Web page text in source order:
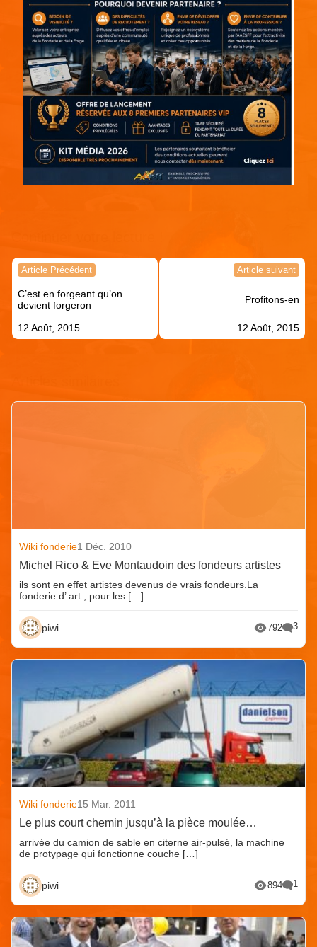
Navigation
l’article
Article Précédent
C’est en forgeant qu’on
devient forgeron
12 Août, 2015
Article suivant
Profitons-en
12 Août, 2015
Wiki fonderie1 Déc. 2010
Michel Rico & Eve Montaudoin des fondeurs artistes
ils sont en effet artistes devenus de vrais fondeurs.La
fonderie d’ art , pour les […]
piwi 792 3
Wiki fonderie15 Mar. 2011
Le plus court chemin jusqu’à la pièce moulée…
arrivée du camion de sable en citerne air-pulsé, la machine
de protypage qui fonctionne couche […]
piwi 894 1